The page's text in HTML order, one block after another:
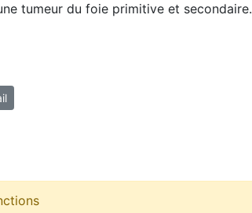
tumeur du foie primitive et secondaire.